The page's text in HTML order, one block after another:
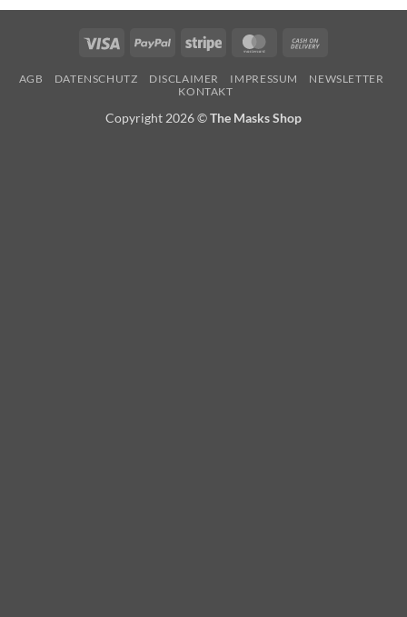
Visa PayPal Stripe MasterCard
Delivery
AGB DATENSCHUTZ DISCLAIMER IMPRESSUM
NEWSLETTER
KONTAKT
Copyright 2026 ©The Masks Shop